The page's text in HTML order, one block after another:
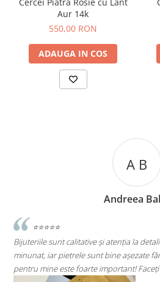
Aur 14k
550,00 RON
ADAUGA IN COS
ridicată. Arată
cadă aspect care
foarte bună
⭐⭐⭐⭐⭐
Super mulțumită!!